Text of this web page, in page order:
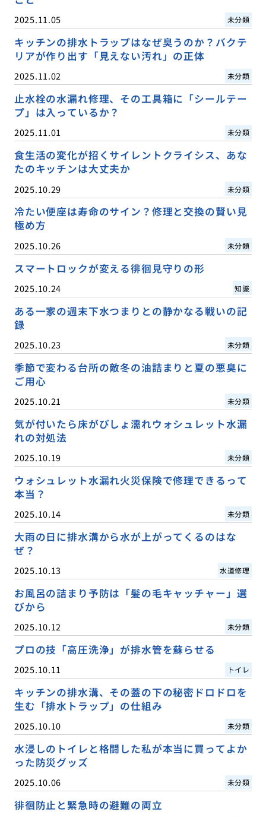
2025.11.05 未分類
キッチンの排水トラップはなぜ臭うのか？バクテ
リアが作り出す「見えない汚れ」の正体
2025.11.02 未分類
止水栓の水漏れ修理、その工具箱に「シールテー
プ」は入っているか？
2025.11.01 未分類
食生活の変化が招くサイレントクライシス、あな
たのキッチンは大丈夫か
2025.10.29 未分類
冷たい便座は寿命のサイン？修理と交換の賢い見
極め方
2025.10.26 未分類
スマートロックが変える徘徊見守りの形
2025.10.24 知識
ある一家の週末下水つまりとの静かなる戦いの記
録
2025.10.23 未分類
季節で変わる台所の敵冬の油詰まりと夏の悪臭に
ご用心
2025.10.21 未分類
気が付いたら床がびしょ濡れウォシュレット水漏
れの対処法
2025.10.19 未分類
ウォシュレット水漏れ火災保険で修理できるって
本当？
2025.10.14 未分類
大雨の日に排水溝から水が上がってくるのはな
ぜ？
2025.10.13 水道修理
お風呂の詰まり予防は「髪の毛キャッチャー」選
びから
2025.10.12 未分類
プロの技「高圧洗浄」が排水管を蘇らせる
2025.10.11 トイレ
キッチンの排水溝、その蓋の下の秘密ドロドロを
生む「排水トラップ」の仕組み
2025.10.10 未分類
水浸しのトイレと格闘した私が本当に買ってよか
った防災グッズ
2025.10.06 未分類
徘徊防止と緊急時の避難の両立